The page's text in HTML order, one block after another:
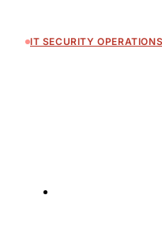
IT SECURITY OPERATIONS